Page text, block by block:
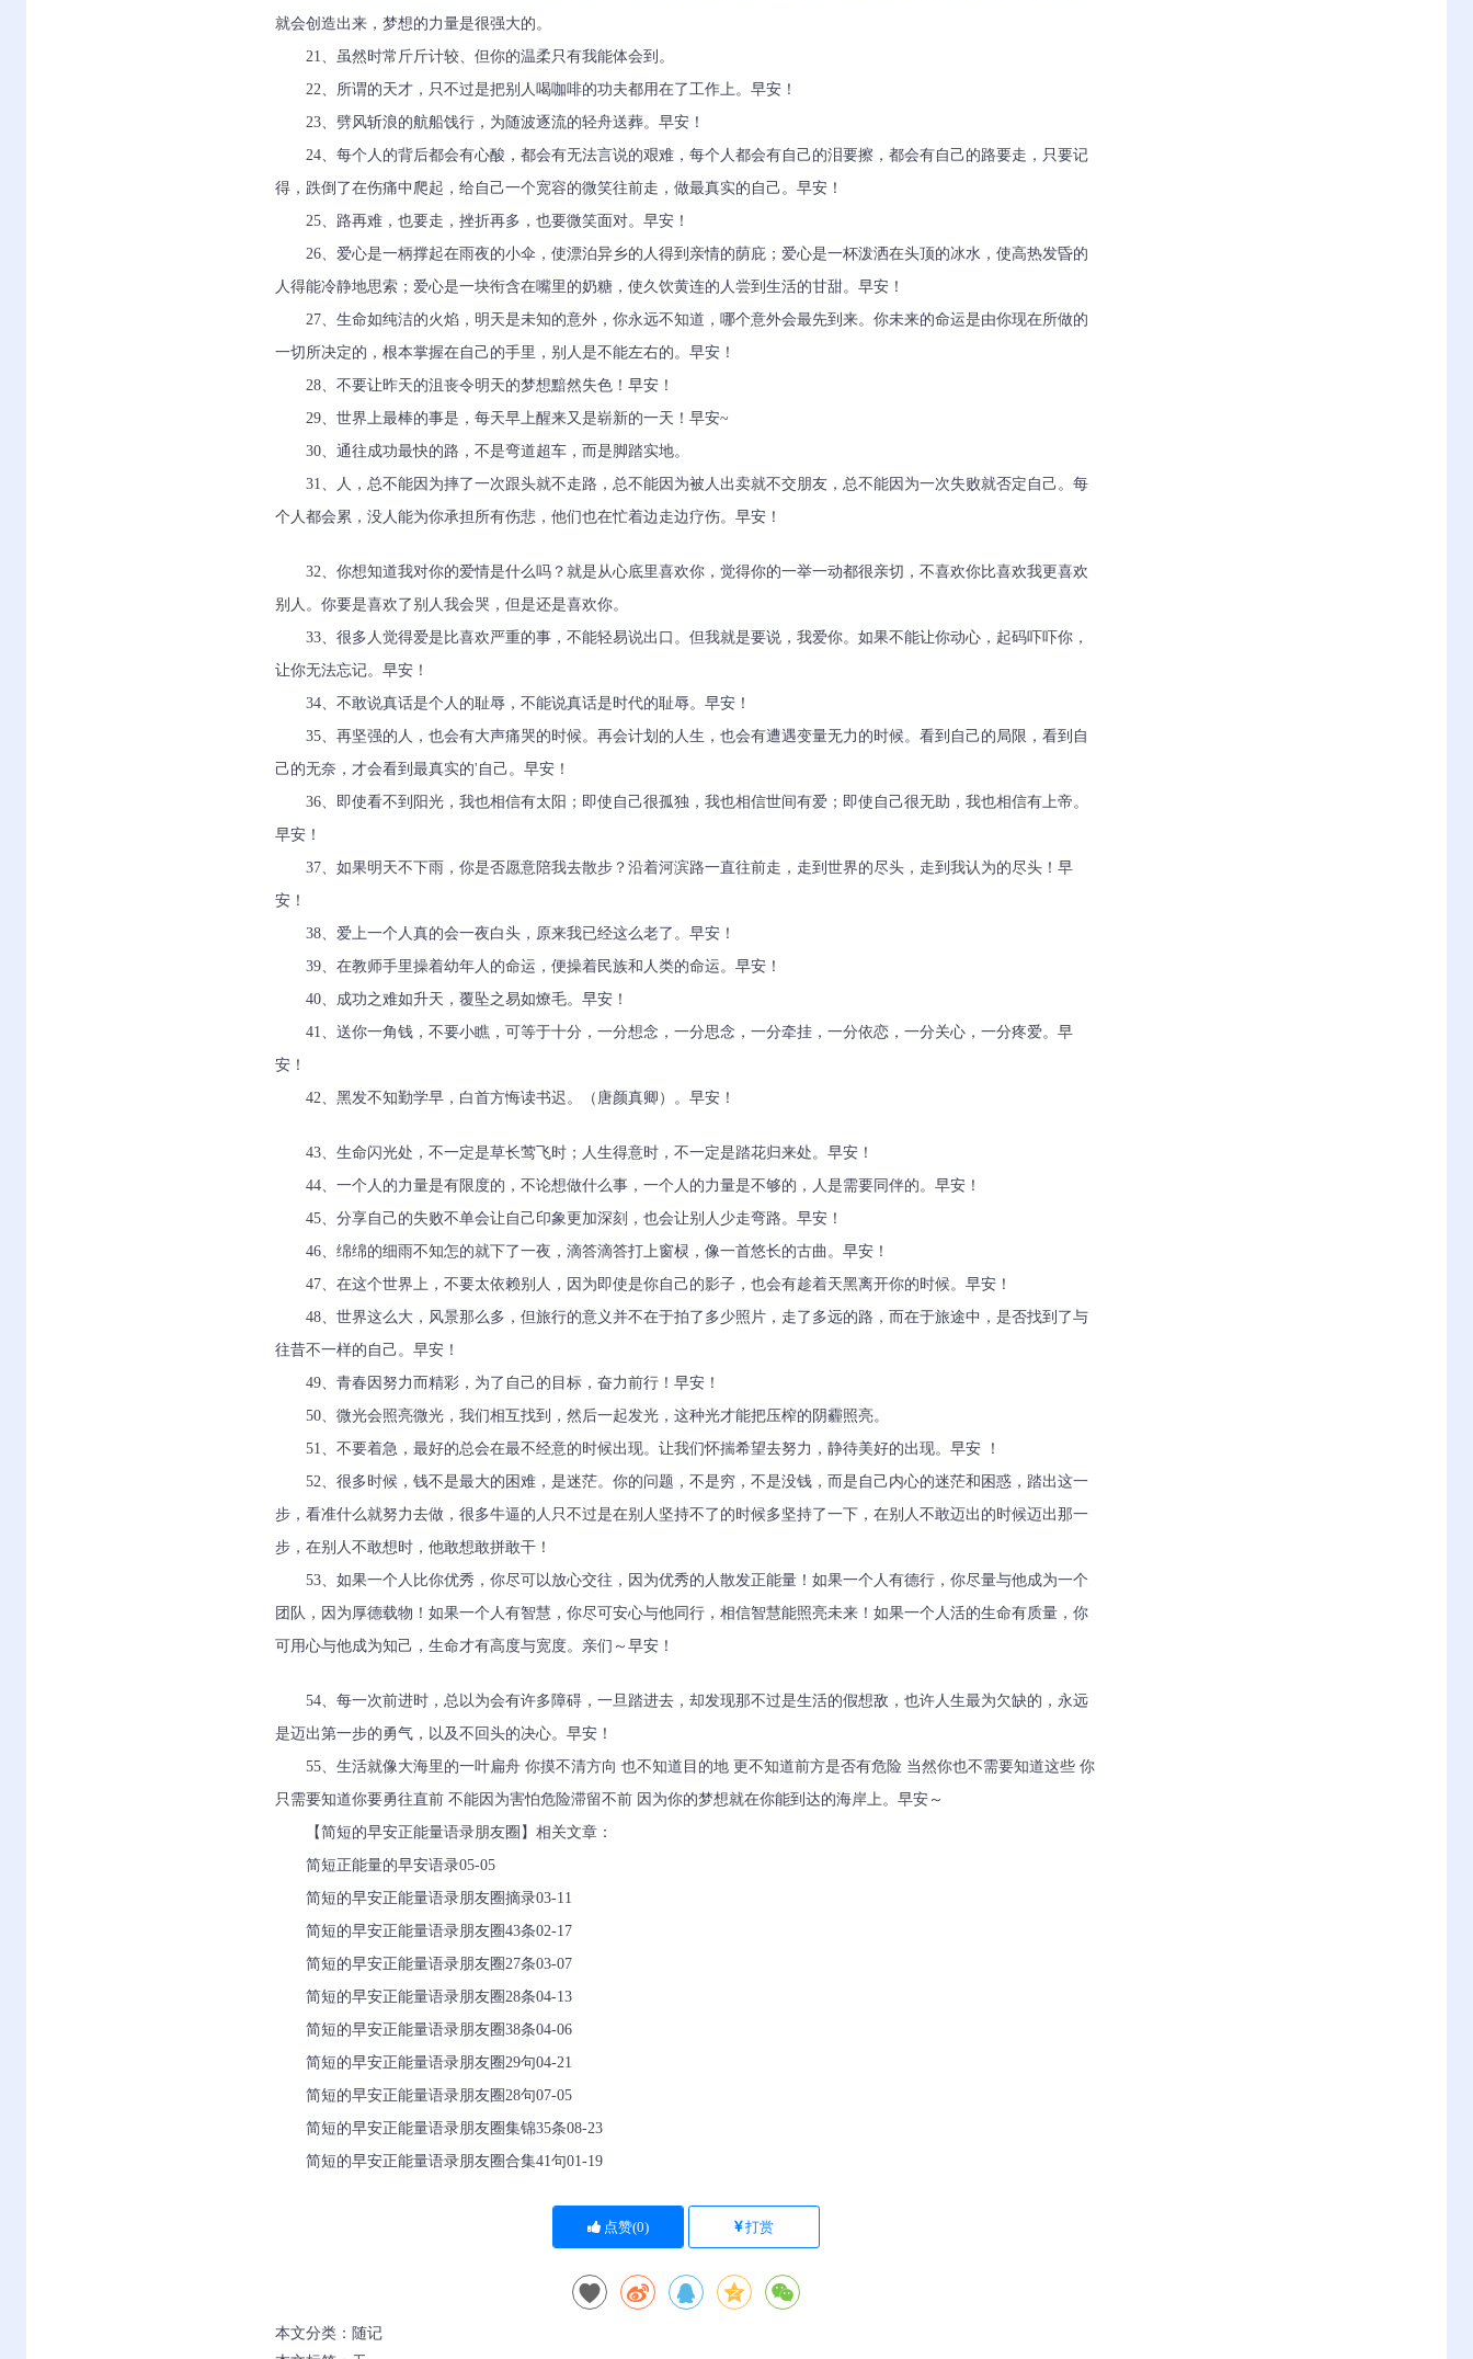
就会创造出来，梦想的力量是很强大的。
21、虽然时常斤斤计较、但你的温柔只有我能体会到。
22、所谓的天才，只不过是把别人喝咖啡的功夫都用在了工作上。早安！
23、劈风斩浪的航船饯行，为随波逐流的轻舟送葬。早安！
24、每个人的背后都会有心酸，都会有无法言说的艰难，每个人都会有自己的泪要擦，都会有自己的路要走，只要记
得，跌倒了在伤痛中爬起，给自己一个宽容的微笑往前走，做最真实的自己。早安！
25、路再难，也要走，挫折再多，也要微笑面对。早安！
26、爱心是一柄撑起在雨夜的小伞，使漂泊异乡的人得到亲情的荫庇；爱心是一杯泼洒在头顶的冰水，使高热发昏的
人得能冷静地思索；爱心是一块衔含在嘴里的奶糖，使久饮黄连的人尝到生活的甘甜。早安！
27、生命如纯洁的火焰，明天是未知的意外，你永远不知道，哪个意外会最先到来。你未来的命运是由你现在所做的
一切所决定的，根本掌握在自己的手里，别人是不能左右的。早安！
28、不要让昨天的沮丧令明天的梦想黯然失色！早安！
29、世界上最棒的事是，每天早上醒来又是崭新的一天！早安~
30、通往成功最快的路，不是弯道超车，而是脚踏实地。
31、人，总不能因为摔了一次跟头就不走路，总不能因为被人出卖就不交朋友，总不能因为一次失败就否定自己。每
个人都会累，没人能为你承担所有伤悲，他们也在忙着边走边疗伤。早安！
32、你想知道我对你的爱情是什么吗？就是从心底里喜欢你，觉得你的一举一动都很亲切，不喜欢你比喜欢我更喜欢
别人。你要是喜欢了别人我会哭，但是还是喜欢你。
33、很多人觉得爱是比喜欢严重的事，不能轻易说出口。但我就是要说，我爱你。如果不能让你动心，起码吓吓你，
让你无法忘记。早安！
34、不敢说真话是个人的耻辱，不能说真话是时代的耻辱。早安！
35、再坚强的人，也会有大声痛哭的时候。再会计划的人生，也会有遭遇变量无力的时候。看到自己的局限，看到自
己的无奈，才会看到最真实的'自己。早安！
36、即使看不到阳光，我也相信有太阳；即使自己很孤独，我也相信世间有爱；即使自己很无助，我也相信有上帝。
早安！
37、如果明天不下雨，你是否愿意陪我去散步？沿着河滨路一直往前走，走到世界的尽头，走到我认为的尽头！早
安！
38、爱上一个人真的会一夜白头，原来我已经这么老了。早安！
39、在教师手里操着幼年人的命运，便操着民族和人类的命运。早安！
40、成功之难如升天，覆坠之易如燎毛。早安！
41、送你一角钱，不要小瞧，可等于十分，一分想念，一分思念，一分牵挂，一分依恋，一分关心，一分疼爱。早
安！
42、黑发不知勤学早，白首方悔读书迟。（唐颜真卿）。早安！
43、生命闪光处，不一定是草长莺飞时；人生得意时，不一定是踏花归来处。早安！
44、一个人的力量是有限度的，不论想做什么事，一个人的力量是不够的，人是需要同伴的。早安！
45、分享自己的失败不单会让自己印象更加深刻，也会让别人少走弯路。早安！
46、绵绵的细雨不知怎的就下了一夜，滴答滴答打上窗棂，像一首悠长的古曲。早安！
47、在这个世界上，不要太依赖别人，因为即使是你自己的影子，也会有趁着天黑离开你的时候。早安！
48、世界这么大，风景那么多，但旅行的意义并不在于拍了多少照片，走了多远的路，而在于旅途中，是否找到了与
往昔不一样的自己。早安！
49、青春因努力而精彩，为了自己的目标，奋力前行！早安！
50、微光会照亮微光，我们相互找到，然后一起发光，这种光才能把压榨的阴霾照亮。
51、不要着急，最好的总会在最不经意的时候出现。让我们怀揣希望去努力，静待美好的出现。早安 ！
52、很多时候，钱不是最大的困难，是迷茫。你的问题，不是穷，不是没钱，而是自己内心的迷茫和困惑，踏出这一
步，看准什么就努力去做，很多牛逼的人只不过是在别人坚持不了的时候多坚持了一下，在别人不敢迈出的时候迈出那一
步，在别人不敢想时，他敢想敢拼敢干！
53、如果一个人比你优秀，你尽可以放心交往，因为优秀的人散发正能量！如果一个人有德行，你尽量与他成为一个
团队，因为厚德载物！如果一个人有智慧，你尽可安心与他同行，相信智慧能照亮未来！如果一个人活的生命有质量，你
可用心与他成为知己，生命才有高度与宽度。亲们～早安！
54、每一次前进时，总以为会有许多障碍，一旦踏进去，却发现那不过是生活的假想敌，也许人生最为欠缺的，永远
是迈出第一步的勇气，以及不回头的决心。早安！
55、生活就像大海里的一叶扁舟 你摸不清方向 也不知道目的地 更不知道前方是否有危险 当然你也不需要知道这些 你
只需要知道你要勇往直前 不能因为害怕危险滞留不前 因为你的梦想就在你能到达的海岸上。早安～
【简短的早安正能量语录朋友圈】相关文章：
简短正能量的早安语录05-05
简短的早安正能量语录朋友圈摘录03-11
简短的早安正能量语录朋友圈43条02-17
简短的早安正能量语录朋友圈27条03-07
简短的早安正能量语录朋友圈28条04-13
简短的早安正能量语录朋友圈38条04-06
简短的早安正能量语录朋友圈29句04-21
简短的早安正能量语录朋友圈28句07-05
简短的早安正能量语录朋友圈集锦35条08-23
简短的早安正能量语录朋友圈合集41句01-19
点赞(0) 打赏
本文分类： 随记